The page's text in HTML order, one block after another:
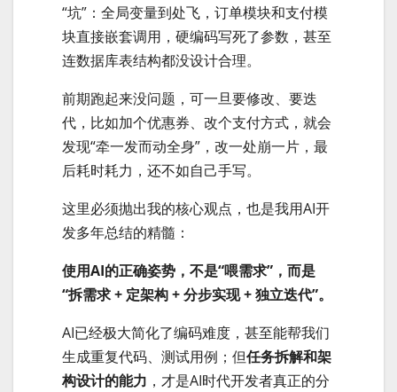
“坑”：全局变量到处飞，订单模块和支付模
块直接嵌套调用，硬编码写死了参数，甚至
连数据库表结构都没设计合理。
前期跑起来没问题，可一旦要修改、要迭
代，比如加个优惠券、改个支付方式，就会
发现“牵一发而动全身”，改一处崩一片，最
后耗时耗力，还不如自己手写。
这里必须抛出我的核心观点，也是我用AI开
发多年总结的精髓：
使用AI的正确姿势，不是“喂需求”，而是
“拆需求 + 定架构 + 分步实现 + 独立迭代”。
AI已经极大简化了编码难度，甚至能帮我们
生成重复代码、测试用例；但任务拆解和架
构设计的能力 ，才是AI时代开发者真正的分